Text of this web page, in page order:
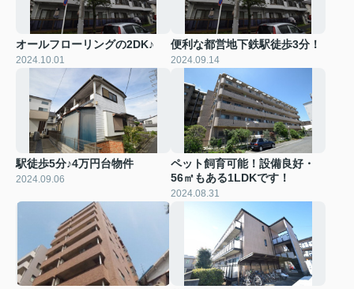
オールフローリングの2DK♪
2024.10.01
便利な都営地下鉄駅徒歩3分！
2024.09.14
駅徒歩5分♪4万円台物件
2024.09.06
ペット飼育可能！設備良好・
56㎡もある1LDKです！
2024.08.31